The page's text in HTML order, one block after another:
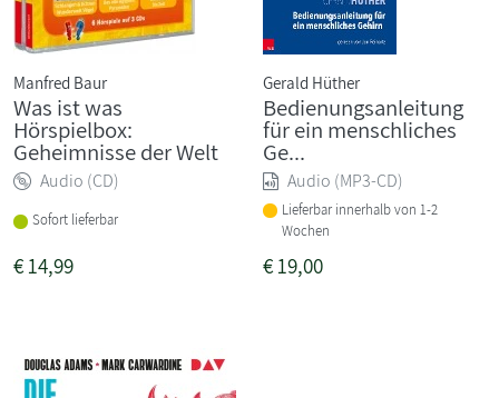
Manfred Baur
Was ist was
Hörspielbox:
Geheimnisse der Welt
Audio (CD)
Sofort lieferbar
€14,99
Gerald Hüther
Bedienungsanleitung
für ein menschliches
Ge...
Audio (MP3-CD)
Lieferbar innerhalb von 1-2
Wochen
€19,00